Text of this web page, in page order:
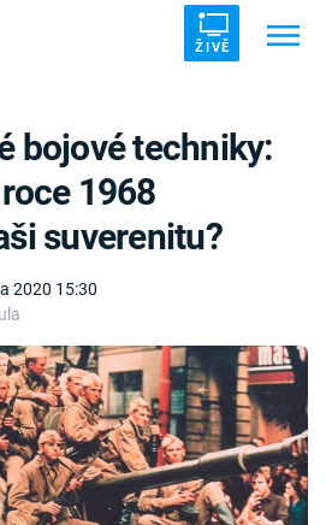
ŽIVĚ
2020 15:30
bojové techniky:
1968
suverenitu?